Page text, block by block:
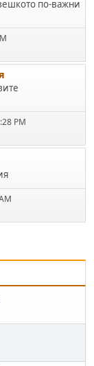
по-важни
PM